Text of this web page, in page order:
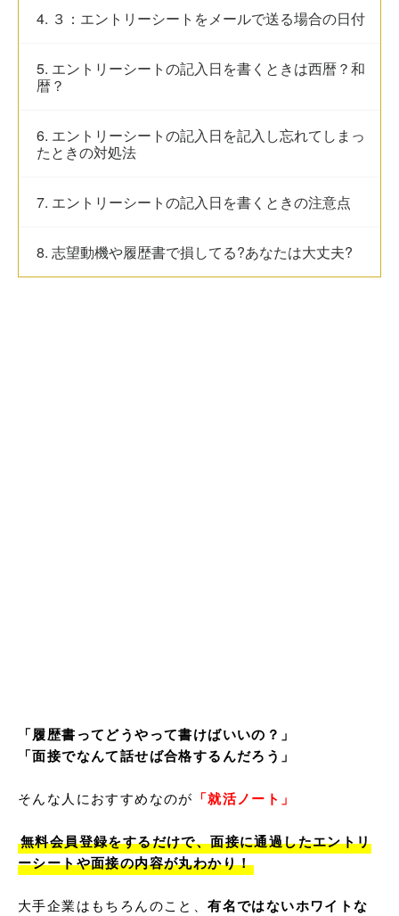
4. ３：エントリーシートをメールで送る場合の日付
5. エントリーシートの記入日を書くときは西暦？和
暦？
6. エントリーシートの記入日を記入し忘れてしまっ
たときの対処法
7. エントリーシートの記入日を書くときの注意点
8. 志望動機や履歴書で損してる?あなたは大丈夫?
「履歴書ってどうやって書けばいいの？」
「面接でなんて話せば合格するんだろう」
そんな人におすすめなのが 「就活ノート」
無料会員登録をするだけで、面接に通過したエントリ
ーシートや面接の内容が丸わかり！
大手企業はもちろんのこと、有名ではないホワイトな